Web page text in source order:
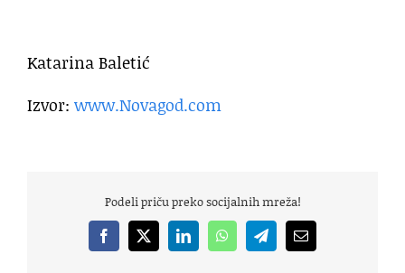
Katarina Baletić
Izvor: www.Novagod.com
Podeli priču preko socijalnih mreža!
Facebook
X LinkedInWhatsAppTelegramEmail